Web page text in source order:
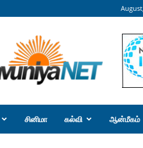
சினிமா கல்வி ஆன்மீகம்